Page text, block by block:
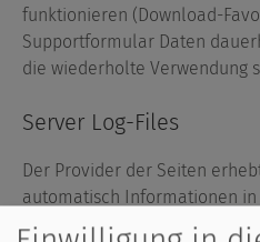
funktionieren (Download-
Supportformular Daten
die wiederholte Verwendung
Server Log-Files
Der Provider der Seiten
automatisch Informationen
Files, die Ihr Browser